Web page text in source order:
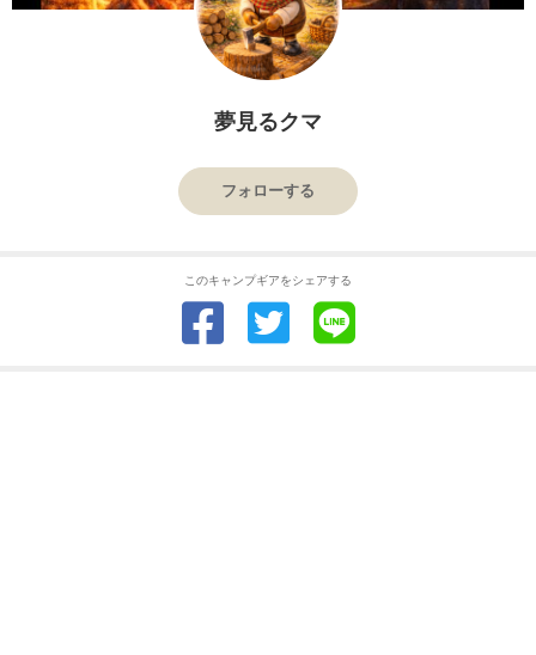
夢見るクマ
フォローする
このキャンプギアをシェアする